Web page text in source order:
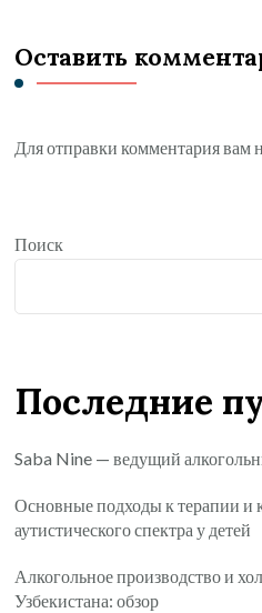
Оставить
Для отправки комментария вам
Поиск
Последние
Saba Nine — ведущий
Основные подходы к терапии и
аутистического спектра у детей
Алкогольное производство и
Узбекистана: обзор